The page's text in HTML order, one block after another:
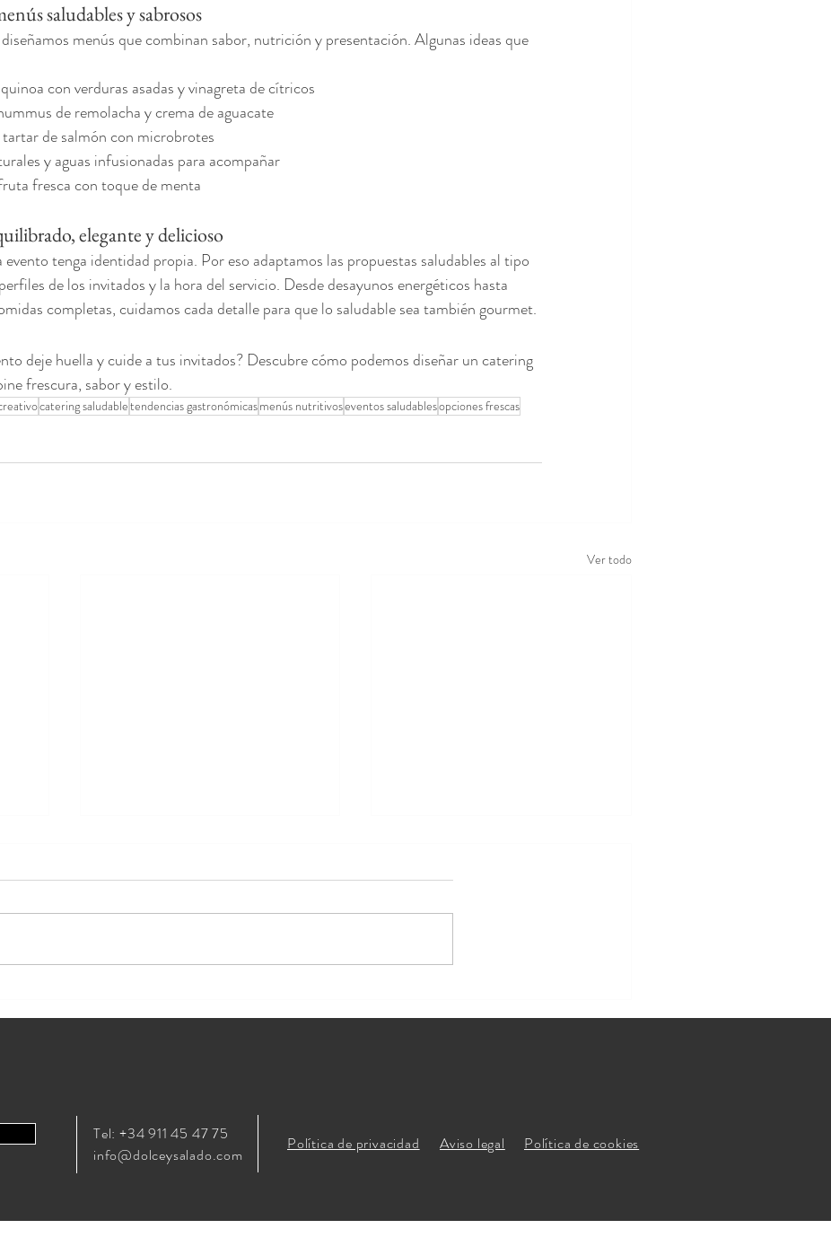
saludables y sabrosos
menús que combinan sabor, nutrición y presentación. Algunas ideas que
con verduras asadas y vinagreta de cítricos
de remolacha y crema de aguacate
de salmón con microbrotes
y aguas infusionadas para acompañar
fresca con toque de menta
elegante y delicioso
evento tenga identidad propia. Por eso adaptamos las propuestas saludables al tipo
de los invitados y la hora del servicio. Desde desayunos energéticos hasta
completas, cuidamos cada detalle para que lo saludable sea también gourmet.
deje huella y cuide a tus invitados? Descubre cómo podemos diseñar un catering
frescura, sabor y estilo.
catering saludabletendencias gastronómicasmenús nutritivoseventos saludablesopciones frescas
Ver todo
invierno
del factor humano en los eventos
Tel: +34 911 45 47 75
info@dolceysalado.com
Política de privacidad Aviso legal Política de cookies